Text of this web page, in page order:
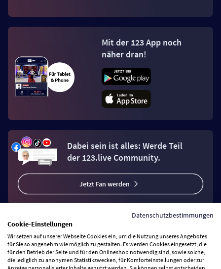
Mit der 123 App noch
näher dran!
Dabei sein ist alles: Werde Teil
der 123.live Community.
Jetzt Fan werden
Vertrag widerrufen
Datenschutzbestimmungen
Cookie-Einstellungen
Wir setzen auf unserer Webseite Cookies ein, um die Nutzung unseres Angebotes
für Sie so angenehm wie möglich zu gestalten. Es werden Cookies eingesetzt, die
für den Betrieb der Seite und für den Onlineshop notwendig sind, sowie solche,
die lediglich zu anonymen Statistikzwecken, für Komforteinstellungen oder zur